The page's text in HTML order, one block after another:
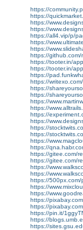
https://
https://
https://
https://
https://all4.vip/p/
https://
https://
https://github.com/
https://tooter.in/
https://tooter.in/
https://
https://
https://
https://
https://
https://
https://
https://
https://
https://
https://
https://
https://gitee.com/
https://gitee.com/
https://
https://
https://500px.com/
https://
https://
https://
https://
https://pin.it/
https://
https://